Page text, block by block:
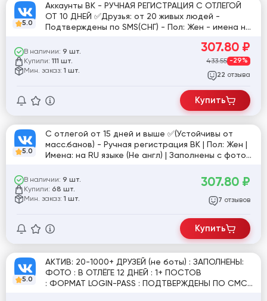
5.0
Аккаунты ВК - РУЧНАЯ РЕГИСТРАЦИЯ С ОТЛЕГОЙ
ОТ 10 ДНЕЙ ✅Друзья: от 20 живых людей -
Подтверждены по SMS(СНГ) - Пол: Жен - имена на
В наличии: 9 шт.
Купили: 111 шт.
Мин. заказ: 1 шт.
307.80 ₽
433.55 -29%
22 отзыва
Купить
5.0
C отлегой от 15 дней и выше ✅(Устойчивы от
масс.банов) - Ручная регистрация ВК | Пол: Жен |
Имена: на RU языке (Не англ) | Заполнены с фото
В наличии: 9 шт.
Купили: 68 шт.
Мин. заказ: 1 шт.
307.80 ₽
7 отзывов
Купить
5.0
АКТИВ: 20-1000+ ДРУЗЕЙ (не боты) : ЗАПОЛНЕНЫ:
ФОТО : В ОТЛЁГЕ 12 ДНЕЙ : 1+ ПОСТОВ
: ФОРМАТ LOGIN-PASS : ПОДТВЕРЖДЕНЫ ПО СМС :